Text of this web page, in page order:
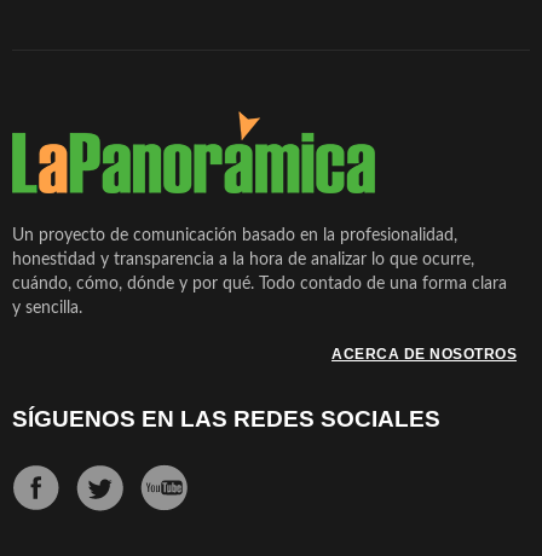
Un proyecto de comunicación basado en la profesionalidad,
honestidad y transparencia a la hora de analizar lo que ocurre,
cuándo, cómo, dónde y por qué. Todo contado de una forma clara
y sencilla.
ACERCA DE NOSOTROS
SÍGUENOS EN LAS REDES SOCIALES